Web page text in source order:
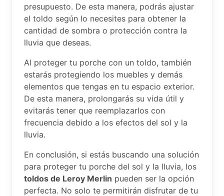
presupuesto. De esta manera, podrás ajustar
el toldo según lo necesites para obtener la
cantidad de sombra o protección contra la
lluvia que deseas.
Al proteger tu porche con un toldo, también
estarás protegiendo los muebles y demás
elementos que tengas en tu espacio exterior.
De esta manera, prolongarás su vida útil y
evitarás tener que reemplazarlos con
frecuencia debido a los efectos del sol y la
lluvia.
En conclusión, si estás buscando una solución
para proteger tu porche del sol y la lluvia, los
toldos de Leroy Merlin pueden ser la opción
perfecta. No solo te permitirán disfrutar de tu